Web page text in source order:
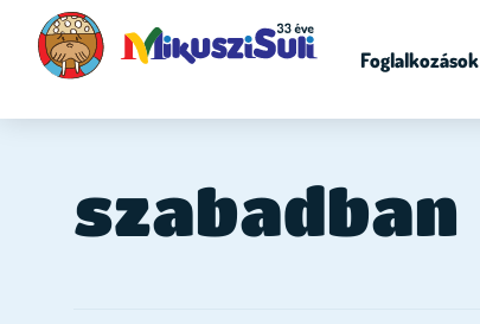
Foglalkozások
szabadban